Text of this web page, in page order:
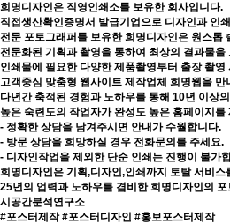
희명디자인은 직영인쇄소를 보유한 회사입니다.
직접생산확인증명서 발급기업으로 디자인과 인
전문 포토그래퍼를 보유한 희명디자인은 원스톱
전문화된 기획과 촬영을 통하여 최상의 결과물을
인쇄물에 필요한 다양한 제품촬영부터 출장 촬영
고객중심 맞춤형 웹사이트 제작업체 희명웹을 만
다년간 축적된 경험과 노하우를 통해 10년 이상
높은 숙련도의 작업자가 완성도 높은 홈페이지를
- 정확한 상담을 남겨주시면 안내가 수월합니다.
- 방문 상담을 희망하실 경우 전화문의를 주세요.
- 디자인작업을 제외한 단순 인쇄는 진행이 불가
희명디자인은 기획,디자인,인쇄까지 토탈 서비스
25년의 업력과 노하우를 겸비한 희명디자인의
시공간분석연구소
#포스터제작 #포스터디자인 #홍보포스터제작